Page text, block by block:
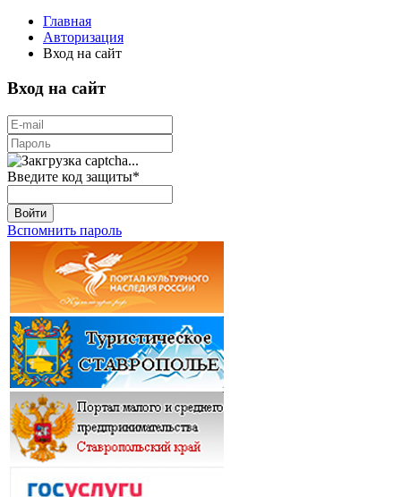
Главная
Авторизация
Вход на сайт
Вход на сайт
Введите код защиты*
Войти
Вспомнить пароль